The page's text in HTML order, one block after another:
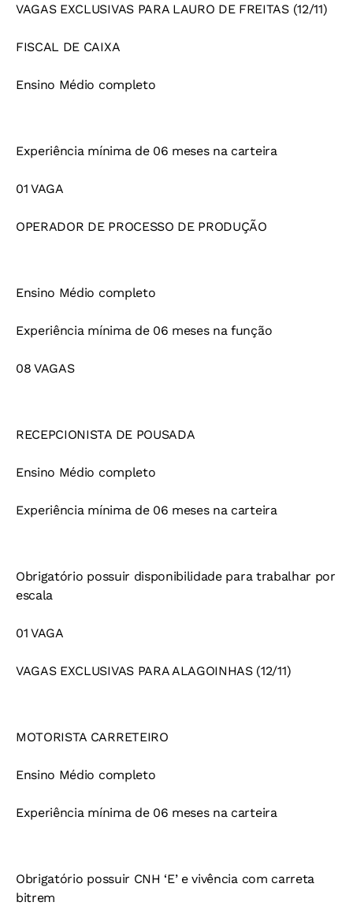
VAGAS EXCLUSIVAS PARA LAURO DE FREITAS (12/11)
FISCAL DE CAIXA
Ensino Médio completo
Experiência mínima de 06 meses na carteira
01 VAGA
OPERADOR DE PROCESSO DE PRODUÇÃO
Ensino Médio completo
Experiência mínima de 06 meses na função
08 VAGAS
RECEPCIONISTA DE POUSADA
Ensino Médio completo
Experiência mínima de 06 meses na carteira
Obrigatório possuir disponibilidade para trabalhar por
escala
01 VAGA
VAGAS EXCLUSIVAS PARA ALAGOINHAS (12/11)
MOTORISTA CARRETEIRO
Ensino Médio completo
Experiência mínima de 06 meses na carteira
Obrigatório possuir CNH ‘E’ e vivência com carreta
bitrem